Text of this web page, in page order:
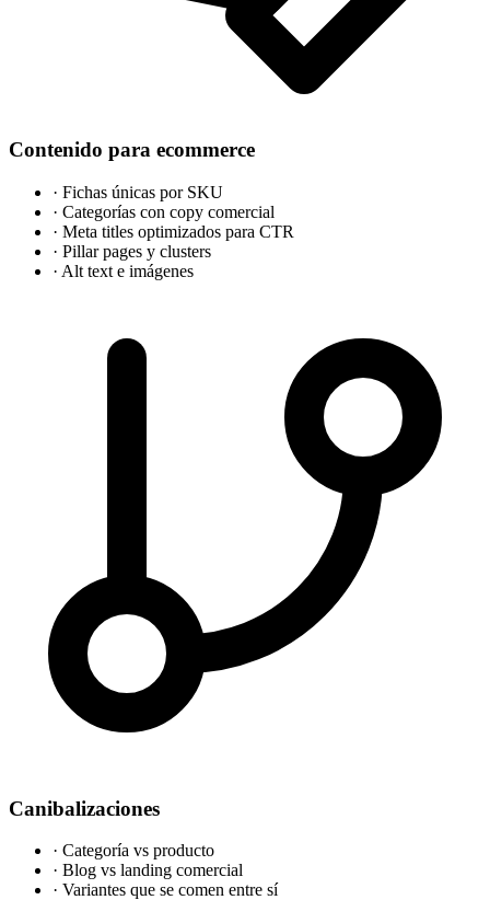
Contenido para ecommerce
· Fichas únicas por SKU
· Categorías con copy comercial
· Meta titles optimizados para CTR
· Pillar pages y clusters
· Alt text e imágenes
Canibalizaciones
· Categoría vs producto
· Blog vs landing comercial
· Variantes que se comen entre sí